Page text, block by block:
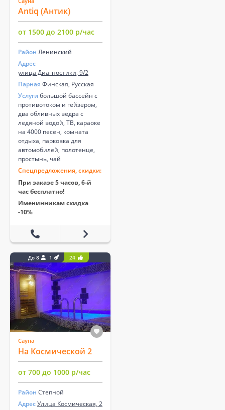
Antiq (Антик)
от 1500 до 2100 р/час
Район Ленинский
Адрес
улица Диагностики, 9/2
Парная Финская, Русская
Услуги большой бассейн с
противотоком и гейзером,
два обливных ведра с
ледяной водой, ТВ, караоке
на 4000 песен, комната
отдыха, парковка для
автомобилей, полотенце,
простынь, чай
Спецпредложения, скидки:
При заказе 5 часов, 6-й
час бесплатно!
Именинникам скидка
-10%
До 8 1 24
Сауна
На Космической 2
от 700 до 1000 р/час
Район Степной
АдресУлица Космическая, 2